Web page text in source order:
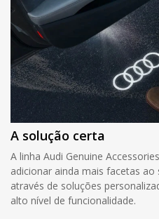
A solução certa
A linha Audi Genuine
adicionar ainda mais facetas ao
através de soluções
alto nível de funcionalidade.